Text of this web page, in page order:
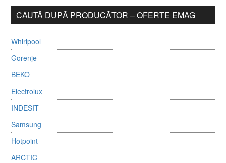
CAUTĂ DUPĂ PRODUCĂTOR – OFERTE EMAG
Whirlpool
Gorenje
BEKO
Electrolux
INDESIT
Samsung
Hotpoint
ARCTIC